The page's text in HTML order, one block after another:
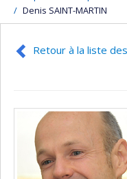
Denis SAINT-MARTIN
Retour à la liste